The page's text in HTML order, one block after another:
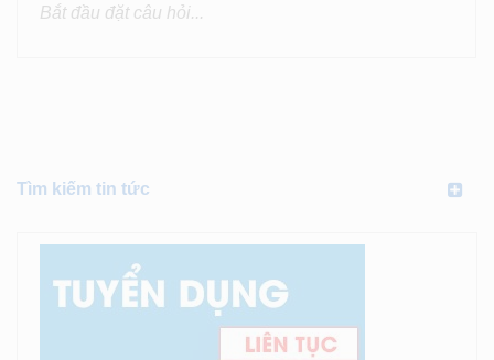
Tìm kiếm tin tức